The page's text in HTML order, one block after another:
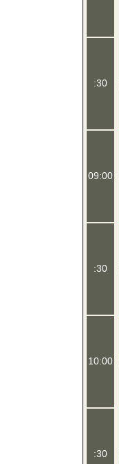
:30
09:00
:30
10:00
:30